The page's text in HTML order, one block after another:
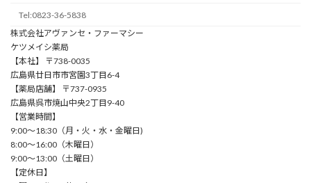
Tel:0823-36-5838
株式会社アヴァンセ・ファーマシー
ケツメイシ薬局
【本社】 〒738-0035
広島県廿日市市宮園3丁目6-4
【薬局店舗】 〒737-0935
広島県呉市焼山中央2丁目9-40
【営業時間】
9:00〜18:30（⽉・⽕・⽔・⾦曜⽇)
8:00〜16:00（⽊曜⽇）
9:00〜13:00（⼟曜⽇）
【定休日】